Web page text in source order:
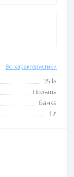
Всі характеристики
3Sila
Польща
Банка
1 л